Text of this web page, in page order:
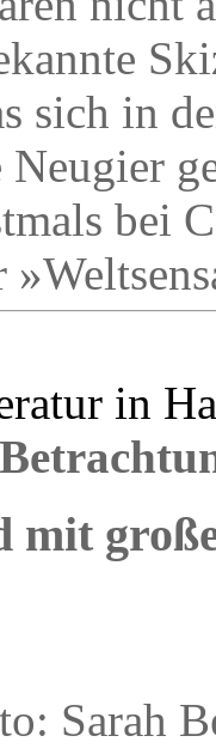
sich in
bei
in
mit
Sarah